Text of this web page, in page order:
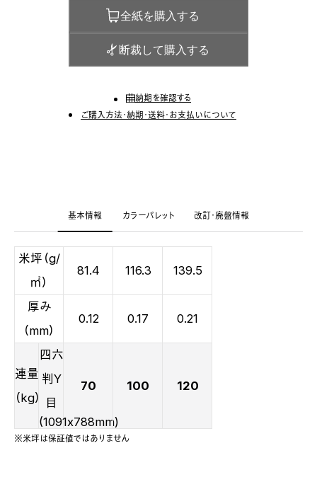
全紙を購入する
断裁して購入する
納期を確認する
ご購入方法・納期・送料・お支払いについて
基本情報 カラーパレット 改訂・廃盤情報
米坪（g/
㎡）
81.4 116.3 139.5
厚み
（mm）
0.12 0.17 0.21
連量
（kg）
四六
判Y
目
(1091x788mm)
70 100 120
※米坪は保証値ではありません